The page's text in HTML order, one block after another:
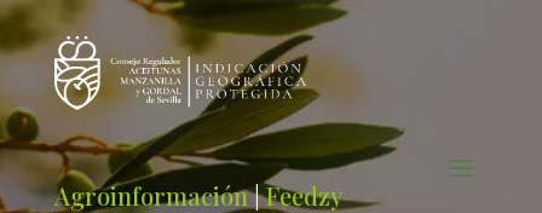
Agroinformación|Feedzy